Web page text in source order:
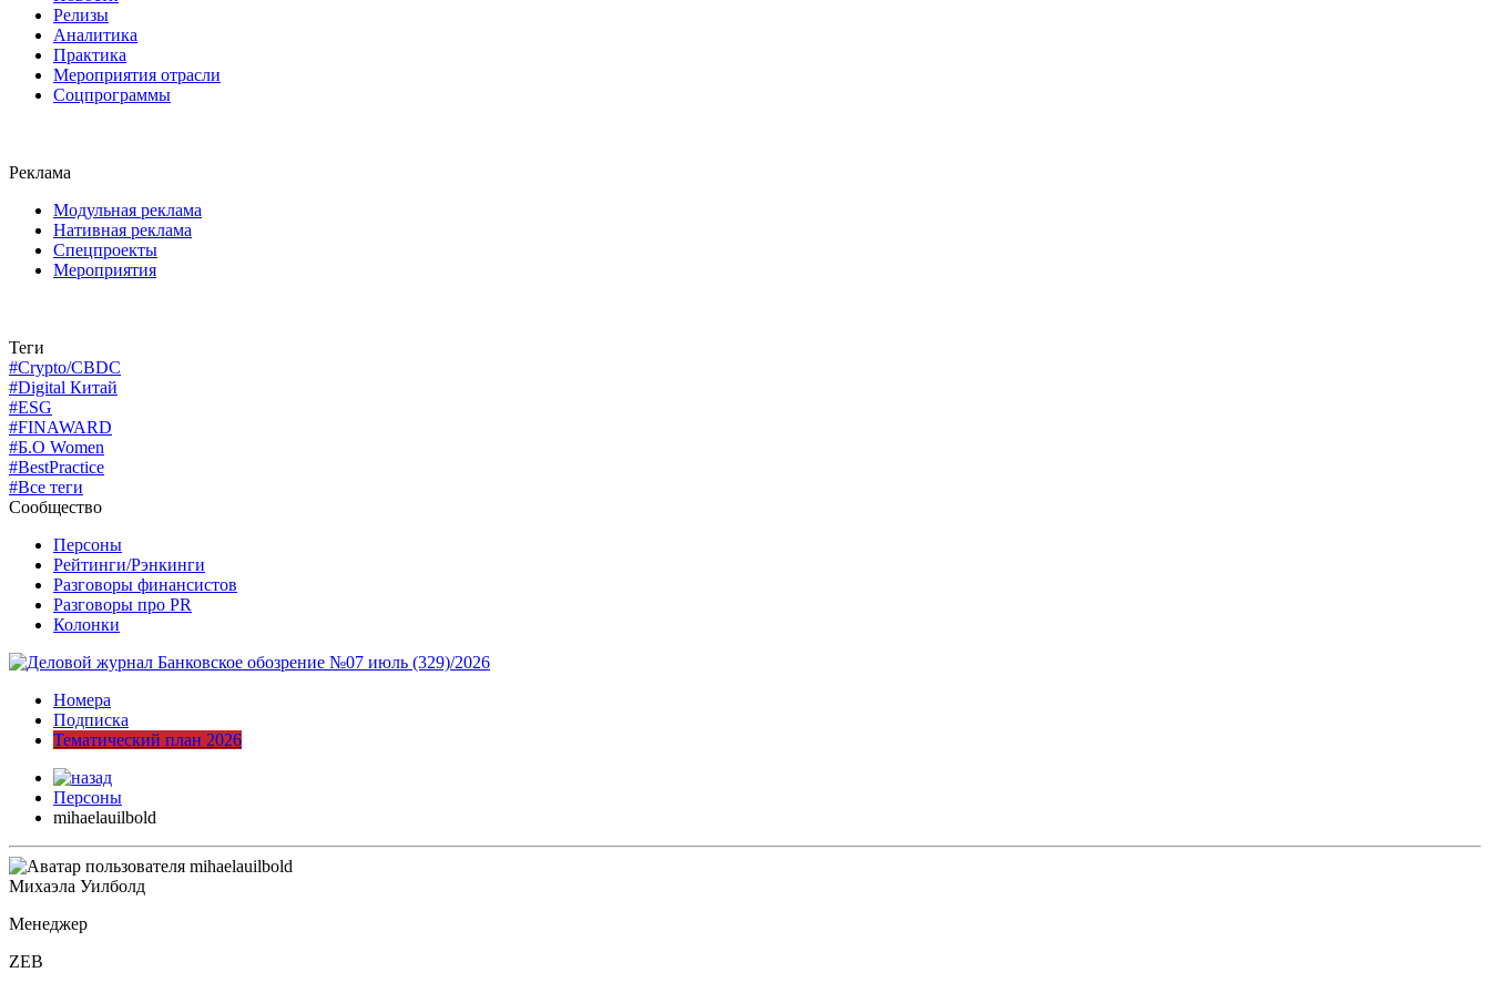
Релизы
Аналитика
Практика
Мероприятия отрасли
Соцпрограммы
Реклама
Модульная реклама
Нативная реклама
Спецпроекты
Мероприятия
Теги
#Crypto/CBDC
#Digital Китай
#ESG
#FINAWARD
#Б.О Women
#BestPractice
#Все теги
Сообщество
Персоны
Рейтинги/Рэнкинги
Разговоры финансистов
Разговоры про PR
Колонки
Номера
Подписка
Тематический план 2026
Персоны
mihaelauilbold
Михаэла Уилболд
Менеджер
ZEB